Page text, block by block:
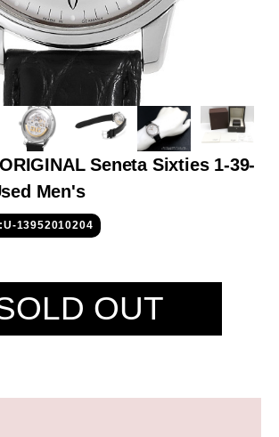
ウブロ カルティエ
Seneta Sixties 1-39-
Men's
:U-13952010204
OUT